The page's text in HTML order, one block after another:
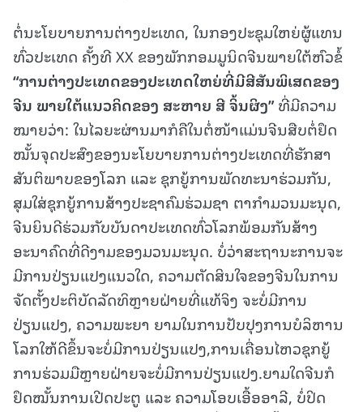
ຕໍ່ນະໂຍບາຍການຕ່າງປະເທດ, ໃນກອງປະຊຸມໃຫຍ່ຜູ້ແທນ
ທົ່ວປະເທດ ຄັ້ງທີ XX ຂອງພັກກອມມູນິດຈີນພາຍໃຕ້ຫົວຂໍ້
“ການຕ່າງປະເທດຂອງປະເທດໃຫຍ່ທີ່ມີສີສັນພິເສດຂອງ
ຈີນ ພາຍໃຕ້ແນວຄິດຂອງ ສະຫາຍ ສີຈິ້ນຜິງ” ທີ່ມີຄວາມ
ໝາຍວ່າ: ໃນໄລຍະຜ່ານມາກໍຄືໃນຕໍ່ໜ້າແມ່ນຈີນສືບຕໍ່ຢຶດ
ໝັ້ນຈຸດປະສົງຂອງນະໂຍບາຍການຕ່າງປະເທດທີ່ຮັກສາ
ສັນຕິພາບຂອງໂລກ ແລະ ຊຸກຍູ້ການພັດທະນາຮ່ວມກັນ,
ສຸມໃສ່ຊຸກຍູ້ການສ້າງປະຊາຄົມຮ່ວມຊາ ຕາກຳມວນມະນຸດ,
ຈີນຍິນດີຮ່ວມກັບບັນດາປະເທດທົ່ວໂລກພ້ອມກັນສ້າງ
ອະນາຄົດທີ່ດີງາມຂອງມວນມະນຸດ. ບໍ່ວ່າສະຖານະການຈະ
ມີການປ່ຽນແປງແນວໃດ, ຄວາມຕັດສິນໃຈຂອງຈີນໃນການ
ຈັດຕັ້ງປະຕິບັດລັດທິຫຼາຍຝ່າຍທີ່ແທ້ຈິງ ຈະບໍ່ມີການ
ປ່ຽນແປງ, ຄວາມພະຍາ ຍາມໃນການປັບປຸງການບໍລິຫານ
ໂລກໃຫ້ດີຂຶ້ນຈະບໍ່ມີການປ່ຽນແປງ,ການເຄື່ອນໄຫວຊຸກຍູ້
ການຮ່ວມມືຫຼາຍຝ່າຍຈະບໍ່ມີການປ່ຽນແປງ.ຍາມໃດຈີນກໍ
ຢຶດໝັ້ນການເປີດປະຕູ ແລະ ຄວາມໂອບເອື້ອອາລີ, ບໍ່ປິດ